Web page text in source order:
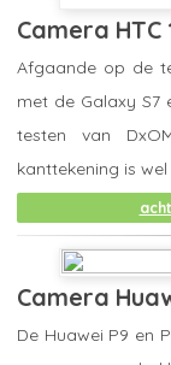
Camera
Afgaande op de
met de Galaxy
testen van
kanttekening is wel
Camera
De Huawei P9 en